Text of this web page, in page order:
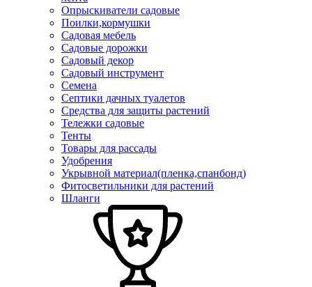
Опрыскиватели садовые
Поилки,кормушки
Садовая мебель
Садовые дорожки
Садовый декор
Садовый инструмент
Семена
Септики дачных туалетов
Средства для защиты растений
Тележки садовые
Тенты
Товары для рассады
Удобрения
Укрывной материал(пленка,спанбонд)
Фитосветильники для растений
Шланги